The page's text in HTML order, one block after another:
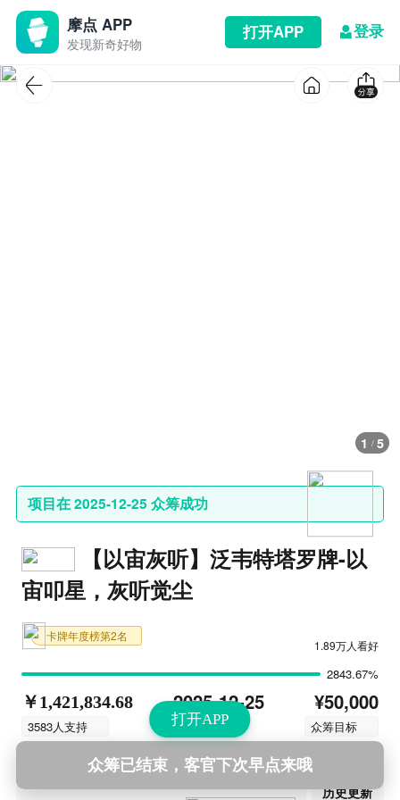
摩点 APP
发现新奇好物
打开APP 登录
打开APP
1 / 5
项目在 2025-12-25 众筹成功
【以宙灰听】泛韦特塔罗牌-以
宙叩星，灰听觉尘
卡牌年度榜第2名
1.89万人看好
2843.67%
￥1,421,834.68
3583人支持
2025-12-25
结束时间
¥50,000
众筹目标
第32次更新 2026-05-12 01:09
历史更新
众筹已结束，客官下次早点来哦